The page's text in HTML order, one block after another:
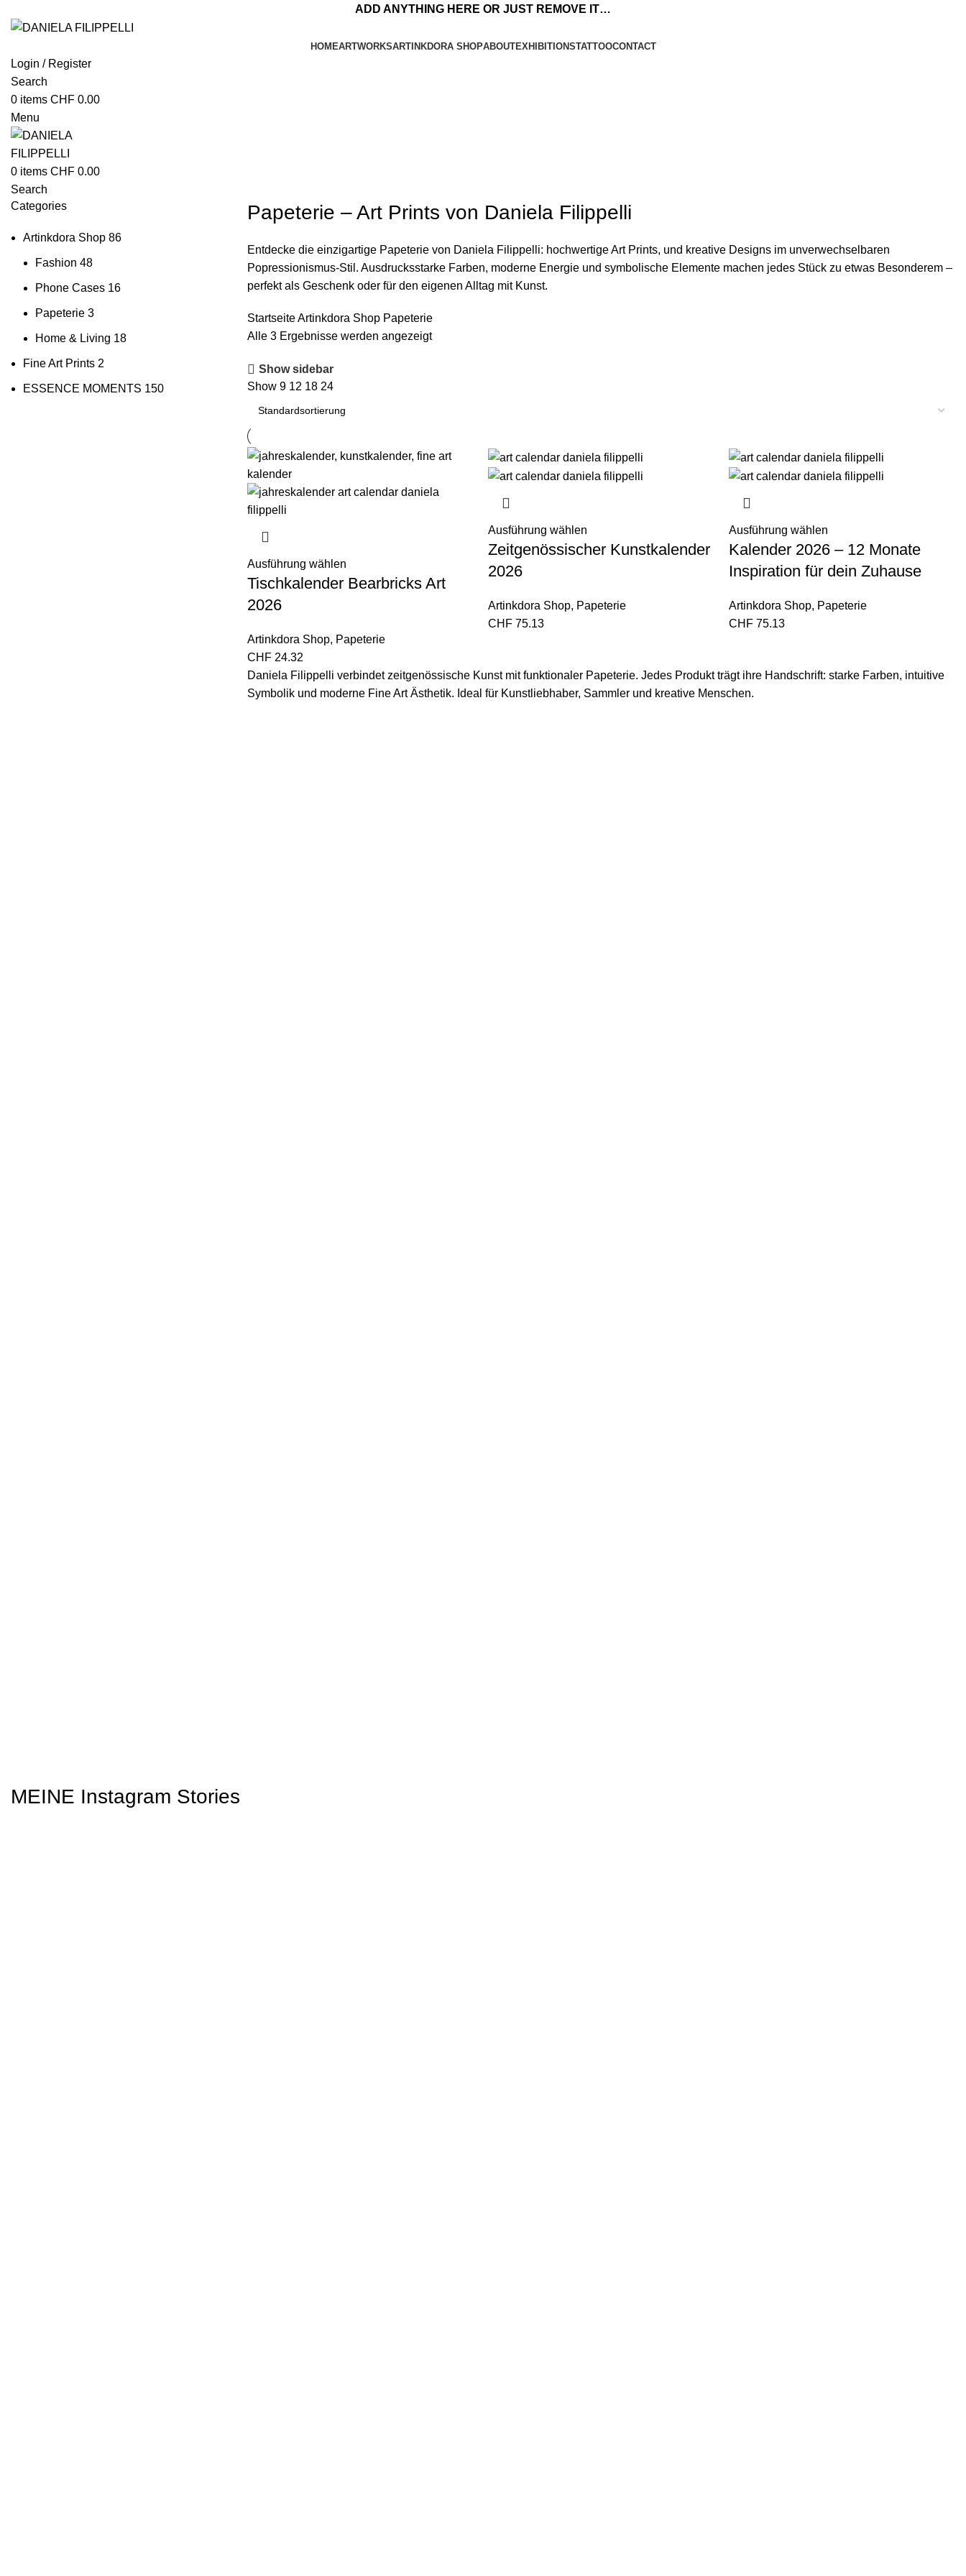
ADD ANYTHING HERE OR JUST REMOVE IT…
HOMEARTWORKSARTINKDORA SHOPABOUTEXHIBITIONSTATTOOCONTACT
Login / Register
Search
0 items CHF 0.00
Menu
0 items CHF 0.00
Search
Categories
Artinkdora Shop 86
Fashion 48
Phone Cases 16
Papeterie 3
Home & Living 18
Fine Art Prints 2
ESSENCE MOMENTS 150
Papeterie – Art Prints von Daniela Filippelli
Entdecke die einzigartige Papeterie von Daniela Filippelli: hochwertige Art Prints, und kreative Designs im unverwechselbaren
Popressionismus-Stil. Ausdrucksstarke Farben, moderne Energie und symbolische Elemente machen jedes Stück zu etwas Besonderem –
perfekt als Geschenk oder für den eigenen Alltag mit Kunst.
StartseiteArtinkdora Shop Papeterie
Alle 3 Ergebnisse werden angezeigt
Show sidebar
Show 9 12 18 24
Ausführung wählen
Tischkalender Bearbricks Art
2026
Artinkdora Shop, Papeterie
CHF24.32
Ausführung wählen
Zeitgenössischer Kunstkalender
2026
Artinkdora Shop, Papeterie
CHF75.13
Ausführung wählen
Kalender 2026 – 12 Monate
Inspiration für dein Zuhause
Artinkdora Shop, Papeterie
CHF75.13
Daniela Filippelli verbindet zeitgenössische Kunst mit funktionaler Papeterie. Jedes Produkt trägt ihre Handschrift: starke Farben, intuitive
Symbolik und moderne Fine Art Ästhetik. Ideal für Kunstliebhaber, Sammler und kreative Menschen.
MEINE Instagram Stories